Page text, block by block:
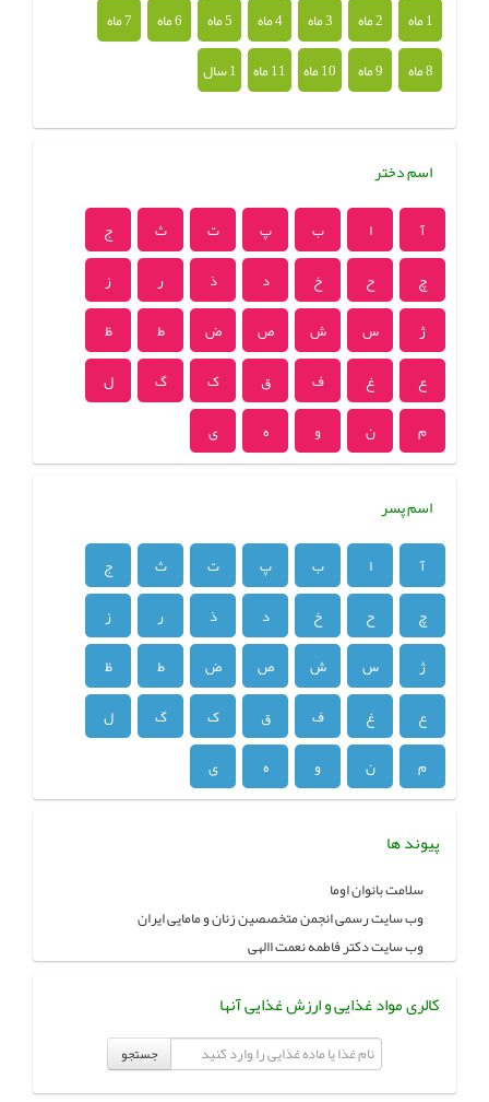
1 ماه 2 ماه 3 ماه 4 ماه 5 ماه 6 ماه
7 ماه
8 ماه
9 ماه 10 ماه 11 ماه 1 سال
اسم دختر
آ ا ب پ ت ث
ج
چ
ح خ د ذ ر
ز
ژ
س ش ص ض ط
ظ
ع
غ ف ق ک گ
ل
م
ن و ه ی
اسم پسر
آ ا ب پ ت ث
ج
چ
ح خ د ذ ر
ز
ژ
س ش ص ض ط
ظ
ع
غ ف ق ک گ
ل
م
ن و ه ی
پیوند ها
سلامت بانوان اوما
وب سایت رسمی انجمن متخصصین زنان و مامایی ایران
وب سایت دکتر فاطمه نعمت االهی
کالری مواد غذایی و ارزش غذایی آنها
جستجو